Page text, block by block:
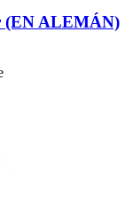
(EN ALEMÁN)